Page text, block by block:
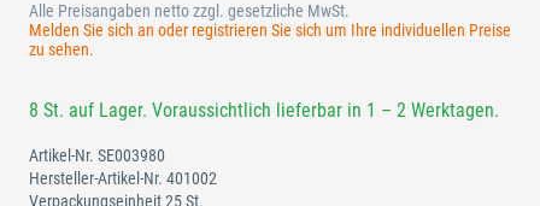
Alle Preisangaben netto zzgl. gesetzliche MwSt.
Melden Sie sich an oder registrieren Sie sich um Ihre individuellen Preise
zu sehen.
8 St. auf Lager. Voraussichtlich lieferbar in 1 – 2 Werktagen.
Artikel-Nr. SE003980
Hersteller-Artikel-Nr. 401002
Verpackungseinheit 25 St.